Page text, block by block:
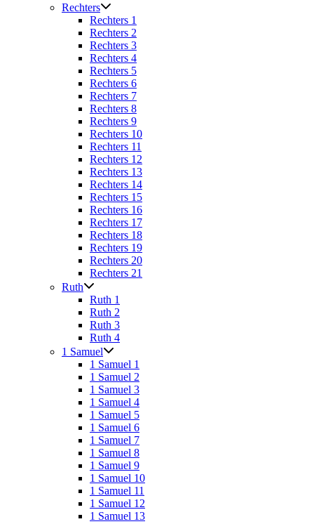
Rechters
Rechters 1
Rechters 2
Rechters 3
Rechters 4
Rechters 5
Rechters 6
Rechters 7
Rechters 8
Rechters 9
Rechters 10
Rechters 11
Rechters 12
Rechters 13
Rechters 14
Rechters 15
Rechters 16
Rechters 17
Rechters 18
Rechters 19
Rechters 20
Rechters 21
Ruth
Ruth 1
Ruth 2
Ruth 3
Ruth 4
1 Samuel
1 Samuel 1
1 Samuel 2
1 Samuel 3
1 Samuel 4
1 Samuel 5
1 Samuel 6
1 Samuel 7
1 Samuel 8
1 Samuel 9
1 Samuel 10
1 Samuel 11
1 Samuel 12
1 Samuel 13